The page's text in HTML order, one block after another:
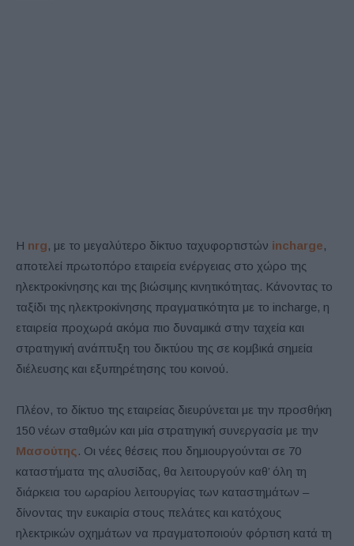
Η nrg, με το μεγαλύτερο δίκτυο ταχυφορτιστών incharge,
αποτελεί πρωτοπόρο εταιρεία ενέργειας στο χώρο της
ηλεκτροκίνησης και της βιώσιμης κινητικότητας. Κάνοντας το
ταξίδι της ηλεκτροκίνησης πραγματικότητα με το incharge, η
εταιρεία προχωρά ακόμα πιο δυναμικά στην ταχεία και
στρατηγική ανάπτυξη του δικτύου της σε κομβικά σημεία
διέλευσης και εξυπηρέτησης του κοινού.
Πλέον, το δίκτυο της εταιρείας διευρύνεται με την προσθήκη
150 νέων σταθμών και μία στρατηγική συνεργασία με την
Μασούτης . Οι νέες θέσεις που δημιουργούνται σε 70
καταστήματα της αλυσίδας, θα λειτουργούν καθ’ όλη τη
διάρκεια του ωραρίου λειτουργίας των καταστημάτων –
δίνοντας την ευκαιρία στους πελάτες και κατόχους
ηλεκτρικών οχημάτων να πραγματοποιούν φόρτιση κατά τη